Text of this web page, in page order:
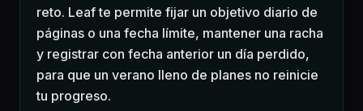
reto. Leaf te permite fijar un objetivo diario de
páginas o una fecha límite, mantener una racha
y registrar con fecha anterior un día perdido,
para que un verano lleno de planes no reinicie
tu progreso.